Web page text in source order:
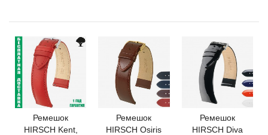
Ремешок
HIRSCH Kent,
Ремешок
HIRSCH Osiris
Ремешок
HIRSCH Diva